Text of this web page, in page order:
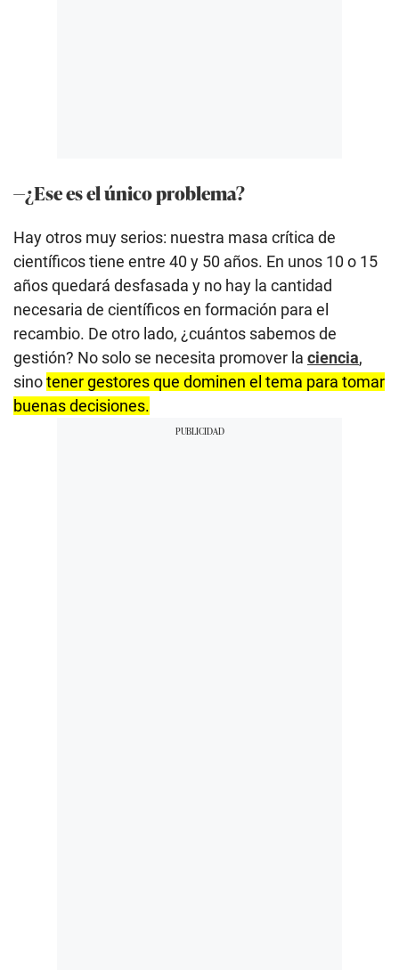
—¿Ese es el único problema?
Hay otros muy serios: nuestra masa crítica de
científicos tiene entre 40 y 50 años. En unos 10 o 15
años quedará desfasada y no hay la cantidad
necesaria de científicos en formación para el
recambio. De otro lado, ¿cuántos sabemos de
gestión? No solo se necesita promover la ciencia,
sinotener gestores que dominen el tema para tomar
buenas decisiones.